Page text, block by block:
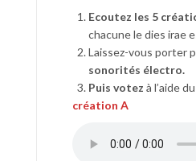
Ecoutez les 5
chacune le dies irae
Laissez-vous porter
sonorités électro.
Puis votez à l’aide
création A